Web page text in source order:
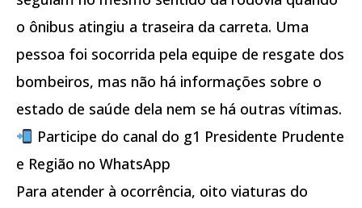
o ônibus atingiu a traseira da carreta. Uma
pessoa foi socorrida pela equipe de resgate dos
bombeiros, mas não há informações sobre o
estado de saúde dela nem se há outras vítimas.
Participe do canal do g1 Presidente Prudente
e Região no WhatsApp
Para atender à ocorrência, oito viaturas do